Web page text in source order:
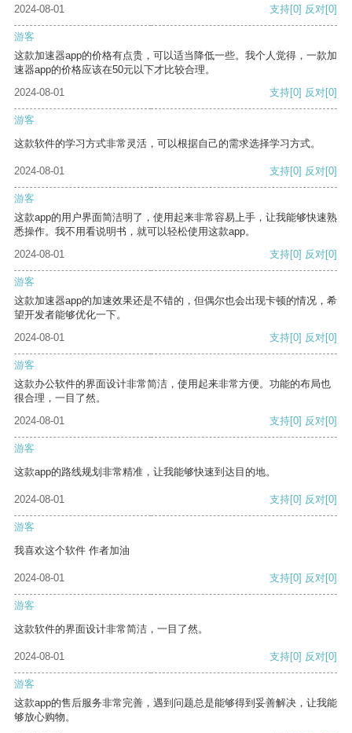
2024-08-01
支持[0] 反对[0]
游客
这款加速器app的价格有点贵，可以适当降低一些。我个人觉得，一款加
速器app的价格应该在50元以下才比较合理。
2024-08-01
支持[0] 反对[0]
游客
这款软件的学习方式非常灵活，可以根据自己的需求选择学习方式。
2024-08-01 支持[0] 反对[0]
游客
这款app的用户界面简洁明了，使用起来非常容易上手，让我能够快速熟
悉操作。我不用看说明书，就可以轻松使用这款app。
2024-08-01
支持[0] 反对[0]
游客
这款加速器app的加速效果还是不错的，但偶尔也会出现卡顿的情况，希
望开发者能够优化一下。
2024-08-01
支持[0] 反对[0]
游客
这款办公软件的界面设计非常简洁，使用起来非常方便。功能的布局也
很合理，一目了然。
2024-08-01
支持[0] 反对[0]
游客
这款app的路线规划非常精准，让我能够快速到达目的地。
2024-08-01 支持[0] 反对[0]
游客
我喜欢这个软件 作者加油
2024-08-01 支持[0] 反对[0]
游客
这款软件的界面设计非常简洁，一目了然。
2024-08-01 支持[0] 反对[0]
游客
这款app的售后服务非常完善，遇到问题总是能够得到妥善解决，让我能
够放心购物。